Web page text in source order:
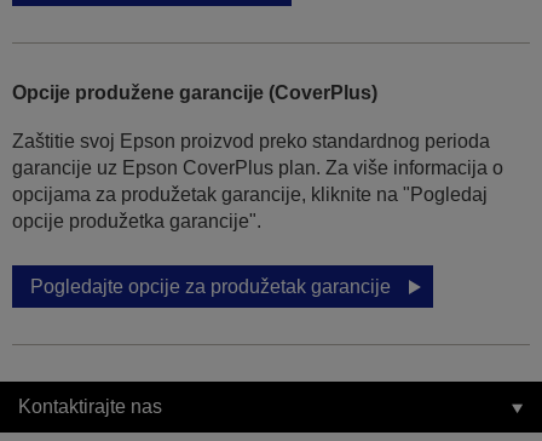
Opcije produžene garancije (CoverPlus)
Zaštitie svoj Epson proizvod preko standardnog perioda
garancije uz Epson CoverPlus plan. Za više informacija o
opcijama za produžetak garancije, kliknite na "Pogledaj
opcije produžetka garancije".
Pogledajte opcije za produžetak garancije
Kontaktirajte nas